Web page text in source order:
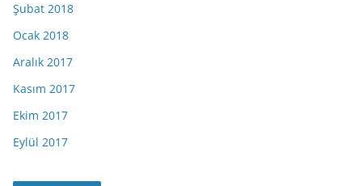
Şubat 2018
Ocak 2018
Aralık 2017
Kasım 2017
Ekim 2017
Eylül 2017